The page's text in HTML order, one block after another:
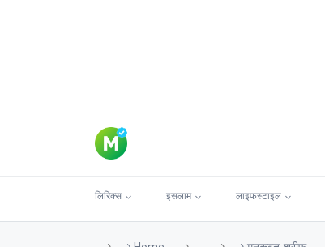
लिरिक्स इसलाम लाइफस्टाइल